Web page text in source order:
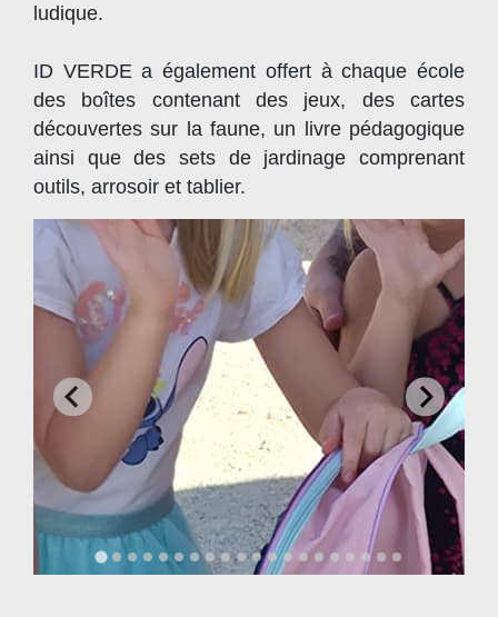
ludique.
ID VERDE a également offert à chaque école
des boîtes contenant des jeux, des cartes
découvertes sur la faune, un livre pédagogique
ainsi que des sets de jardinage comprenant
outils, arrosoir et tablier.